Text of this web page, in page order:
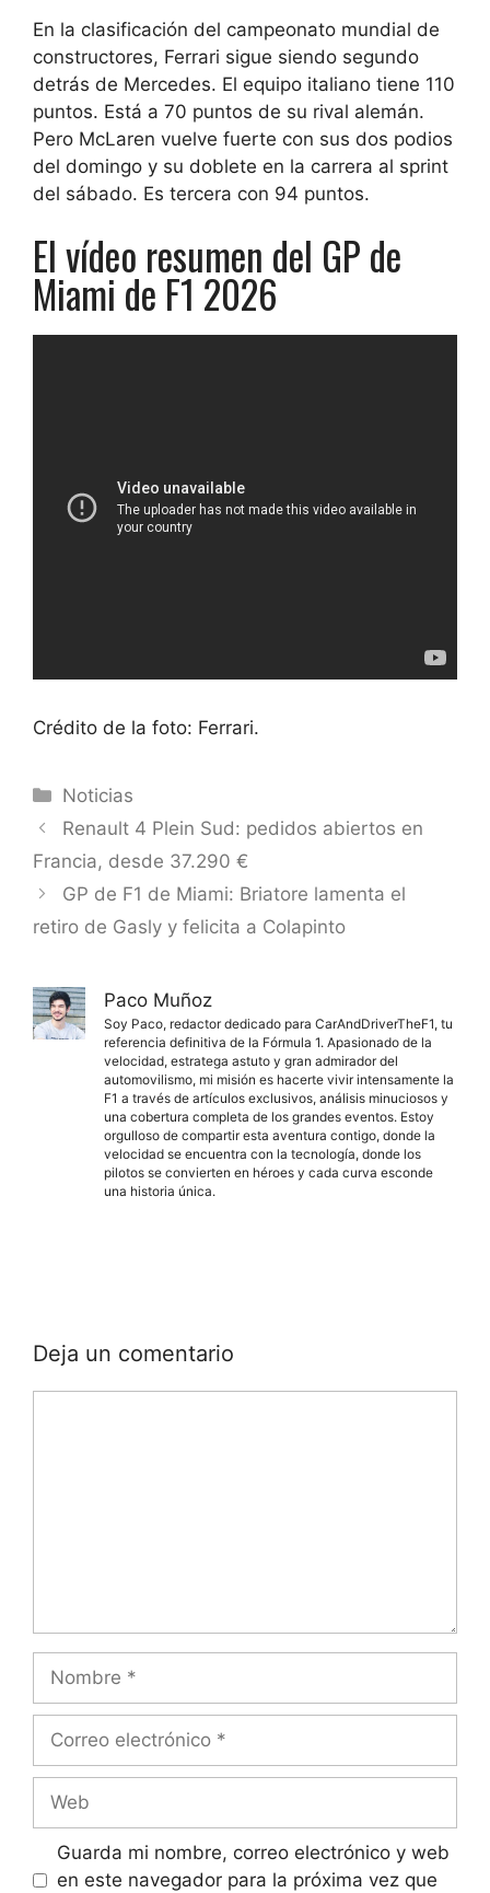
En la clasificación del campeonato mundial de
constructores, Ferrari sigue siendo segundo
detrás de Mercedes. El equipo italiano tiene 110
puntos. Está a 70 puntos de su rival alemán.
Pero McLaren vuelve fuerte con sus dos podios
del domingo y su doblete en la carrera al sprint
del sábado. Es tercera con 94 puntos.
El vídeo resumen del GP de
Miami de F1 2026
Crédito de la foto: Ferrari.
Categorías
Noticias
Renault 4 Plein Sud: pedidos abiertos en
Francia, desde 37.290 €
GP de F1 de Miami: Briatore lamenta el
retiro de Gasly y felicita a Colapinto
Paco Muñoz
Soy Paco, redactor dedicado para CarAndDriverTheF1, tu
referencia definitiva de la Fórmula 1. Apasionado de la
velocidad, estratega astuto y gran admirador del
automovilismo, mi misión es hacerte vivir intensamente la
F1 a través de artículos exclusivos, análisis minuciosos y
una cobertura completa de los grandes eventos. Estoy
orgulloso de compartir esta aventura contigo, donde la
velocidad se encuentra con la tecnología, donde los
pilotos se convierten en héroes y cada curva esconde
una historia única.
Deja un comentario
Nombre
Correo
Web
Guarda mi nombre, correo electrónico y web
en este navegador para la próxima vez que